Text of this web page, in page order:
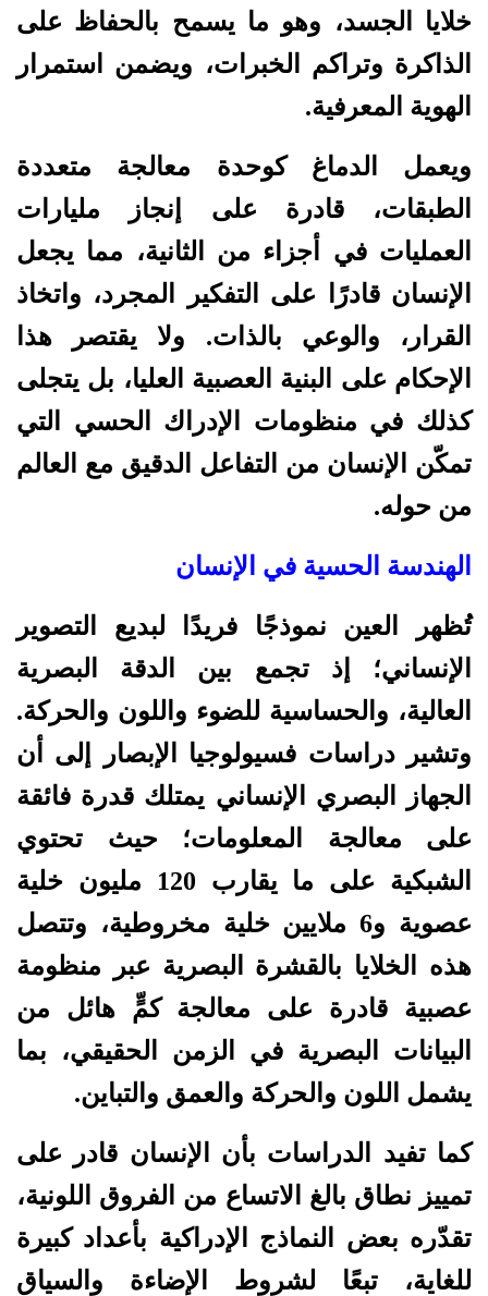
خلايا الجسد، وهو ما يسمح بالحفاظ على
الذاكرة وتراكم الخبرات، ويضمن استمرار
الهوية المعرفية.
ويعمل الدماغ كوحدة معالجة متعددة
الطبقات، قادرة على إنجاز مليارات
العمليات في أجزاء من الثانية، مما يجعل
الإنسان قادرًا على التفكير المجرد، واتخاذ
القرار، والوعي بالذات. ولا يقتصر هذا
الإحكام على البنية العصبية العليا، بل يتجلى
كذلك في منظومات الإدراك الحسي التي
تمكّن الإنسان من التفاعل الدقيق مع العالم
من حوله.
الهندسة الحسية في الإنسان
تُظهر العين نموذجًا فريدًا لبديع التصوير
الإنساني؛ إذ تجمع بين الدقة البصرية
العالية، والحساسية للضوء واللون والحركة.
وتشير دراسات فسيولوجيا الإبصار إلى أن
الجهاز البصري الإنساني يمتلك قدرة فائقة
على معالجة المعلومات؛ حيث تحتوي
الشبكية على ما يقارب 120 مليون خلية
عصوية و6 ملايين خلية مخروطية، وتتصل
هذه الخلايا بالقشرة البصرية عبر منظومة
عصبية قادرة على معالجة كمٍّ هائل من
البيانات البصرية في الزمن الحقيقي، بما
يشمل اللون والحركة والعمق والتباين.
كما تفيد الدراسات بأن الإنسان قادر على
تمييز نطاق بالغ الاتساع من الفروق اللونية،
تقدّره بعض النماذج الإدراكية بأعداد كبيرة
للغاية، تبعًا لشروط الإضاءة والسياق